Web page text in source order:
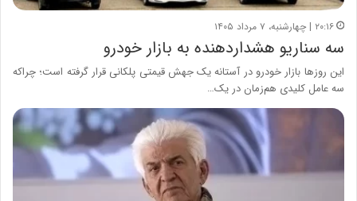
۲۰:۱۶ | چهارشنبه، ۷ مرداد ۱۴۰۵
سه سناریو هشداردهنده به بازار خودرو
این روزها بازار خودرو در آستانه یک جهش قیمتی پلکانی قرار گرفته است؛ چراکه
سه عامل کلیدی هم‌زمان در یک…